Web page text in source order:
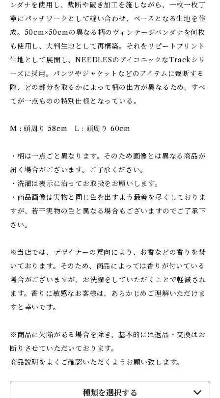
ンダナを使用し、裁断や破き加工を施しながら、一枚一枚丁
寧にパッチワークとして縫い合わせ、ベースとなる生地を作
成。50cm×50cmの異なる柄のヴィンテージバンダナを何枚
も使用し、大判生地として再構築。それをリピートプリント
生地として展開し、NEEDLESのアイコニックなTrackシリ
ーズに採用。パンツやジャケットなどのアイテムに裁断する
際、どの部分を取るかによって柄の出方が異なるため、すべ
てが一点ものの特別仕様となっている。
M : 頭周り 58cm L : 頭周り 60cm
・柄は一点ごと異なります。そのため画像とは異なる商品が
届く場合がございます。ご了承ください。
・洗濯は表示に沿ってお取扱をお願いします。
・商品画像は実物と同じ色を出すよう最善を尽くしておりま
すが、若干実物の色と異なる場合もございますのでご了承下
さい。
※当店では、デザイナーの意向により、お香などの香りを焚
いております。そのため、商品によっては香りが付いている
場合がございますが、お洗濯をしていただくことで軽減され
ます。香りに敏感なお客様は、あらかじめご理解いただけま
すと幸いです。
※商品に欠陥がある場合を除き、基本的には返品・交換はお
断りさせていただいております。
商品説明をよくご確認いただくようお願い致します。
種類を選択する